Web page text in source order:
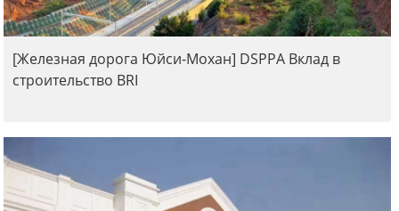
[Железная дорога Юйси-Мохан] DSPPA Вклад в
строительство BRI